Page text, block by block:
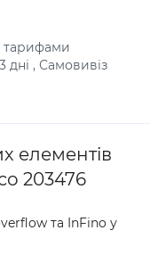
тарифами
дні , Самовивіз
елементів
203476
та InFino у